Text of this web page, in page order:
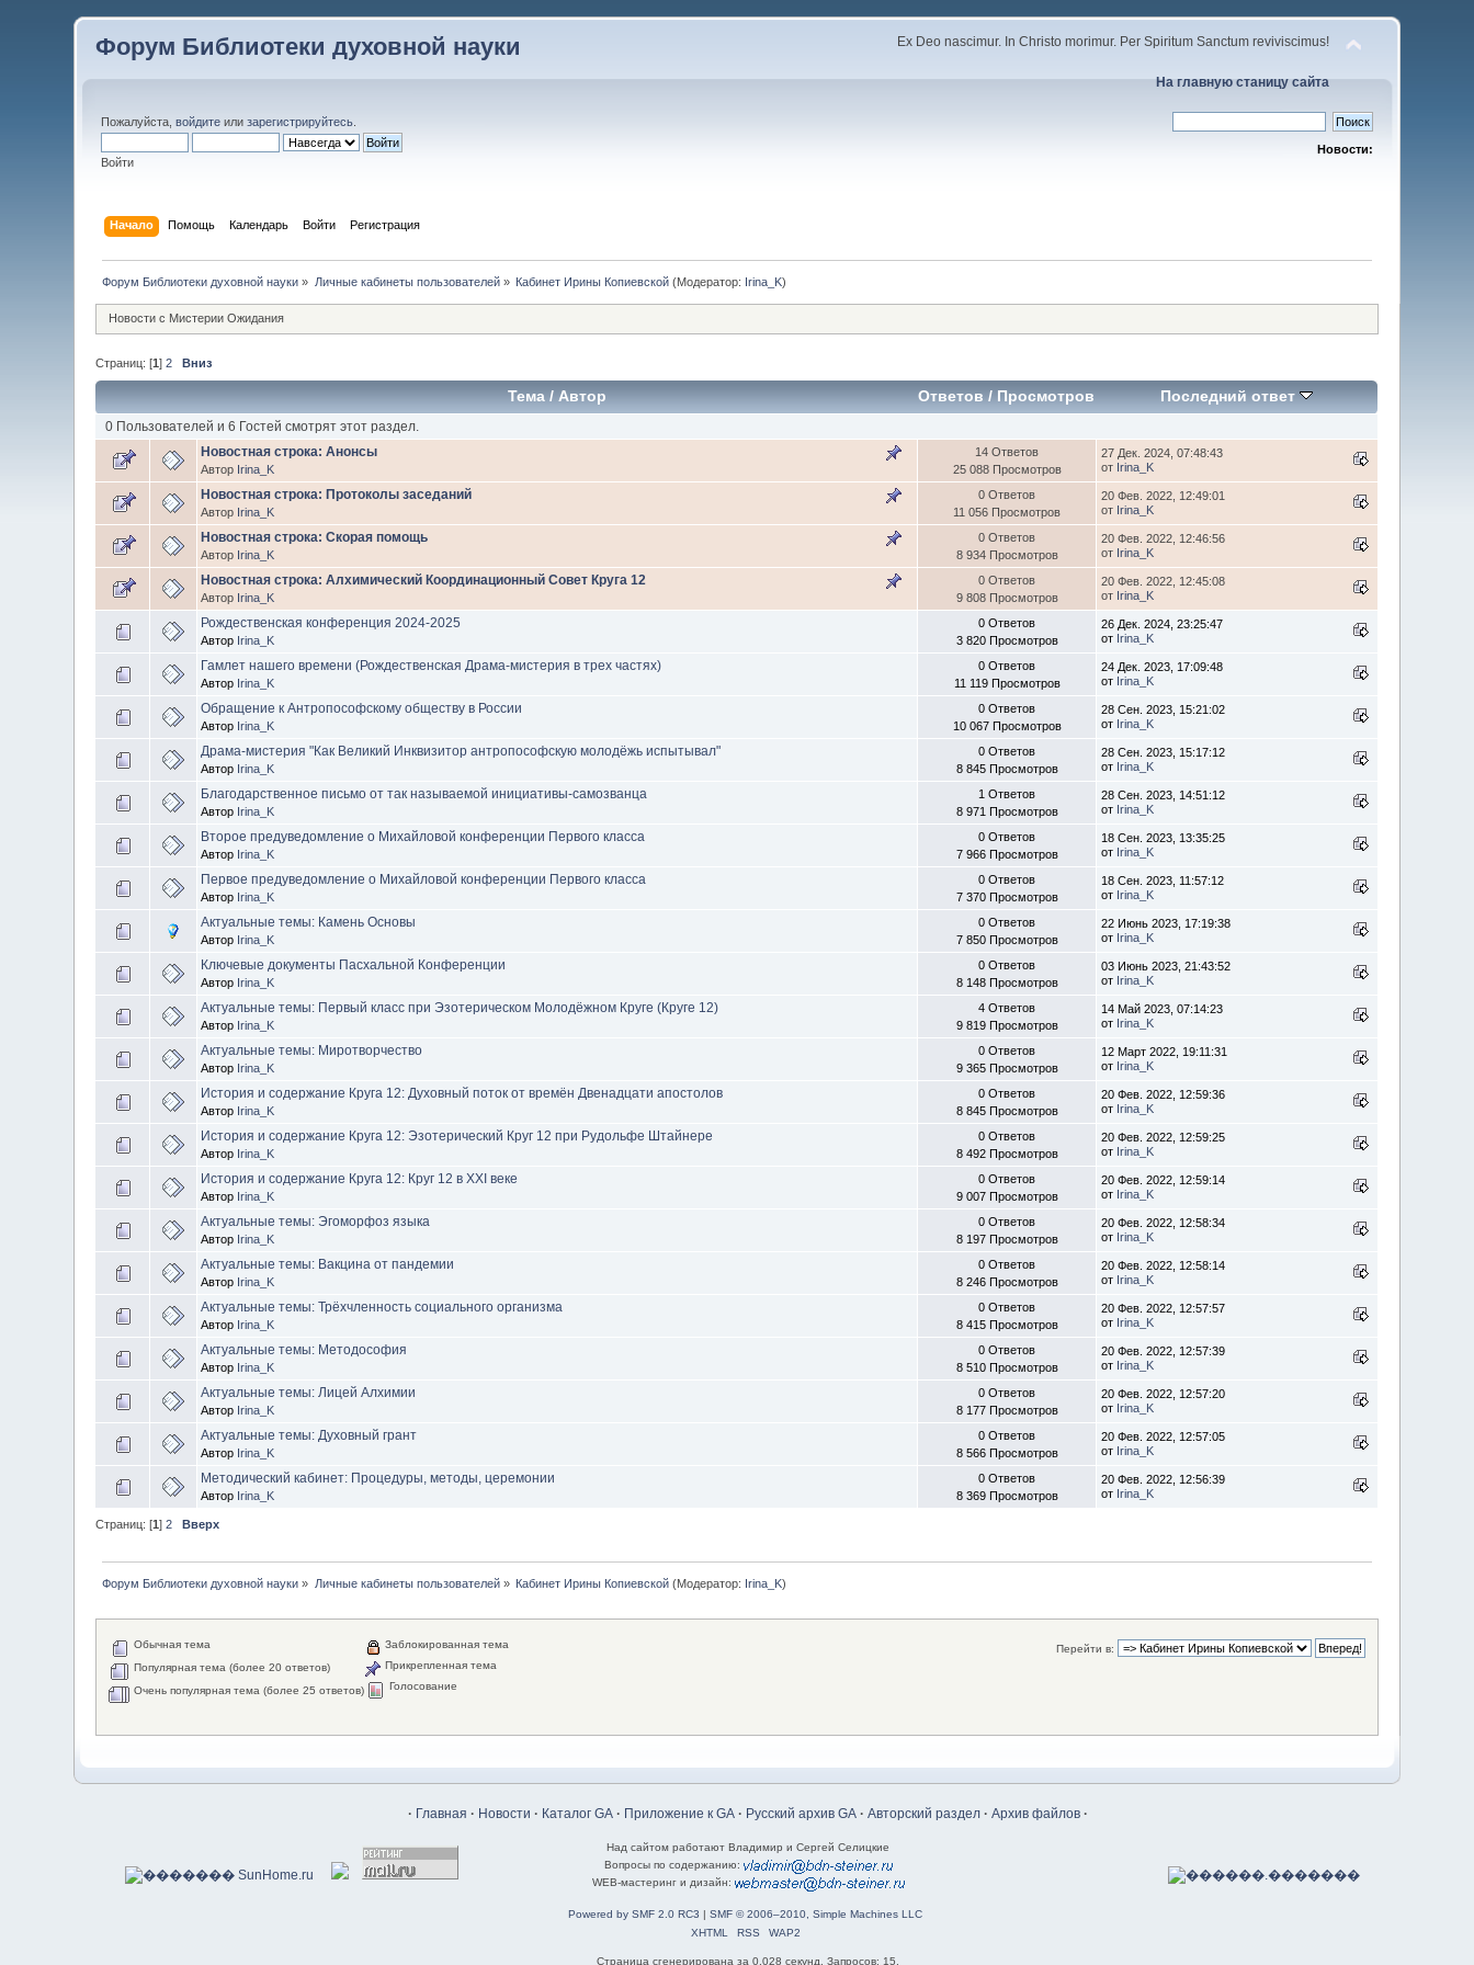
Форум Библиотеки духовной науки Ex Deo nascimur. In Christo morimur. Per Spiritum Sanctum reviviscimus!
На главную станицу сайта
Пожалуйста,войдите илизарегистрируйтесь
Войти
Новости:
Начало Помощь Календарь Войти Регистрация
Форум Библиотеки духовной науки » Личные кабинеты пользователей» Кабинет Ирины Копиевской (Модератор: Irina_K)
Новости с Мистерии Ожидания
Страниц: [1]2 Вниз
Тема/ Автор Ответов /Просмотров Последний ответ
0 Пользователей и 6 Гостей смотрят этот раздел.
Новостная строка: Анонсы
Автор Irina_K
14 Ответов
25 088 Просмотров
27 Дек. 2024, 07:48:43
от Irina_K
Новостная строка: Протоколы заседаний
Автор Irina_K
0 Ответов
11 056 Просмотров
20 Фев. 2022, 12:49:01
от Irina_K
Новостная строка: Скорая помощь
Автор Irina_K
0 Ответов
8 934 Просмотров
20 Фев. 2022, 12:46:56
от Irina_K
Новостная строка: Алхимический Координационный Совет Круга 12
Автор Irina_K
0 Ответов
9 808 Просмотров
20 Фев. 2022, 12:45:08
от Irina_K
Рождественская конференция 2024-2025
Автор Irina_K
0 Ответов
3 820 Просмотров
26 Дек. 2024, 23:25:47
от Irina_K
Гамлет нашего времени (Рождественская Драма-мистерия в трех частях)
Автор Irina_K
0 Ответов
11 119 Просмотров
24 Дек. 2023, 17:09:48
от Irina_K
Обращение к Антропософскому обществу в России
Автор Irina_K
0 Ответов
10 067 Просмотров
28 Сен. 2023, 15:21:02
от Irina_K
Драма-мистерия "Как Великий Инквизитор антропософскую молодёжь испытывал"
Автор Irina_K
0 Ответов
8 845 Просмотров
28 Сен. 2023, 15:17:12
от Irina_K
Благодарственное письмо от так называемой инициативы-самозванца
Автор Irina_K
1 Ответов
8 971 Просмотров
28 Сен. 2023, 14:51:12
от Irina_K
Второе предуведомление о Михайловой конференции Первого класса
Автор Irina_K
0 Ответов
7 966 Просмотров
18 Сен. 2023, 13:35:25
от Irina_K
Первое предуведомление о Михайловой конференции Первого класса
Автор Irina_K
0 Ответов
7 370 Просмотров
18 Сен. 2023, 11:57:12
от Irina_K
Актуальные темы: Камень Основы
Автор Irina_K
0 Ответов
7 850 Просмотров
22 Июнь 2023, 17:19:38
от Irina_K
Ключевые документы Пасхальной Конференции
Автор Irina_K
0 Ответов
8 148 Просмотров
03 Июнь 2023, 21:43:52
от Irina_K
Актуальные темы: Первый класс при Эзотерическом Молодёжном Круге (Круге 12)
Автор Irina_K
4 Ответов
9 819 Просмотров
14 Май 2023, 07:14:23
от Irina_K
Актуальные темы: Миротворчество
Автор Irina_K
0 Ответов
9 365 Просмотров
12 Март 2022, 19:11:31
от Irina_K
История и содержание Круга 12: Духовный поток от времён Двенадцати апостолов
Автор Irina_K
0 Ответов
8 845 Просмотров
20 Фев. 2022, 12:59:36
от Irina_K
История и содержание Круга 12: Эзотерический Круг 12 при Рудольфе Штайнере
Автор Irina_K
0 Ответов
8 492 Просмотров
20 Фев. 2022, 12:59:25
от Irina_K
История и содержание Круга 12: Круг 12 в XXI веке
Автор Irina_K
0 Ответов
9 007 Просмотров
20 Фев. 2022, 12:59:14
от Irina_K
Актуальные темы: Эгоморфоз языка
Автор Irina_K
0 Ответов
8 197 Просмотров
20 Фев. 2022, 12:58:34
от Irina_K
Актуальные темы: Вакцина от пандемии
Автор Irina_K
0 Ответов
8 246 Просмотров
20 Фев. 2022, 12:58:14
от Irina_K
Актуальные темы: Трёхчленность социального организма
Автор Irina_K
0 Ответов
8 415 Просмотров
20 Фев. 2022, 12:57:57
от Irina_K
Актуальные темы: Методософия
Автор Irina_K
0 Ответов
8 510 Просмотров
20 Фев. 2022, 12:57:39
от Irina_K
Актуальные темы: Лицей Алхимии
Автор Irina_K
0 Ответов
8 177 Просмотров
20 Фев. 2022, 12:57:20
от Irina_K
Актуальные темы: Духовный грант
Автор Irina_K
0 Ответов
8 566 Просмотров
20 Фев. 2022, 12:57:05
от Irina_K
Методический кабинет: Процедуры, методы, церемонии
Автор Irina_K
0 Ответов
8 369 Просмотров
20 Фев. 2022, 12:56:39
от Irina_K
Страниц: [1]2 Вверх
Форум Библиотеки духовной науки » Личные кабинеты пользователей» Кабинет Ирины Копиевской (Модератор: Irina_K)
Перейти в:
Обычная тема
Популярная тема (более 20 ответов)
Очень популярная тема (более 25 ответов)
Заблокированная тема
Прикрепленная тема
Голосование
· Главная · Новости · Каталог GA · Приложение к GA · Русский архив GA · Авторский раздел · Архив файлов ·
Над сайтом работают Владимир и Сергей Селицкие
Вопросы по содержанию:
WEB-мастеринг и дизайн:
Powered by SMF 2.0 RC3
SMF © 2006–2010, Simple Machines LLC
XHTML
RSS WAP2
Страница сгенерирована за 0.028 секунд. Запросов: 15.